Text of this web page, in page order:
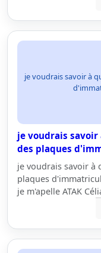
je voudrais savoir à
je voudrais
des plaques
je voudrais savoir à
plaques
je m'apelle ATAK